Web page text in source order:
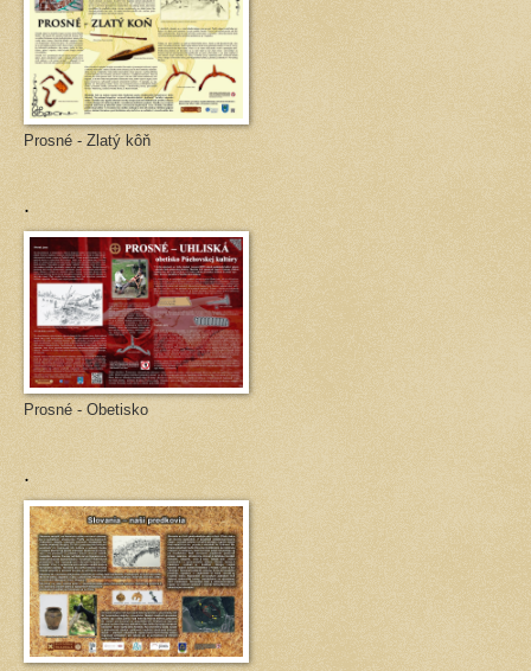
Prosné - Zlatý kôň
.
Prosné - Obetisko
.